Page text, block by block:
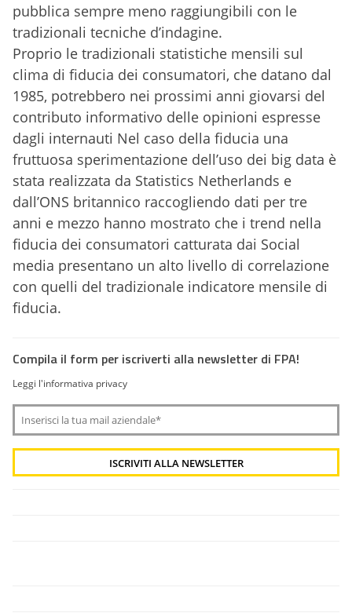
pubblica sempre meno raggiungibili con le
tradizionali tecniche d’indagine.
Proprio le tradizionali statistiche mensili sul
clima di fiducia dei consumatori, che datano dal
1985, potrebbero nei prossimi anni giovarsi del
contributo informativo delle opinioni espresse
dagli internauti Nel caso della fiducia una
fruttuosa sperimentazione dell’uso dei big data è
stata realizzata da Statistics Netherlands e
dall’ONS britannico raccogliendo dati per tre
anni e mezzo hanno mostrato che i trend nella
fiducia dei consumatori catturata dai Social
media presentano un alto livello di correlazione
con quelli del tradizionale indicatore mensile di
fiducia.
Compila il form per iscriverti alla newsletter di FPA!
Leggi l'informativa privacy